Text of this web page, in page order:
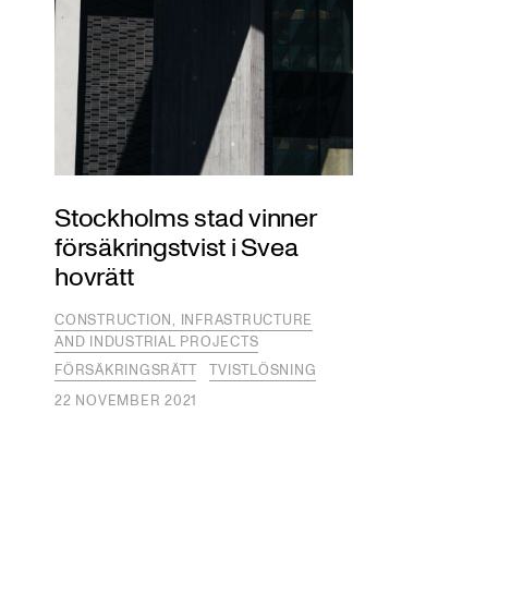
Stockholms stad vinner
försäkringstvist i Svea
hovrätt
CONSTRUCTION, INFRASTRUCTURE
AND INDUSTRIAL PROJECTS
FÖRSÄKRINGSRÄTT
TVISTLÖSNING
22 NOVEMBER 2021